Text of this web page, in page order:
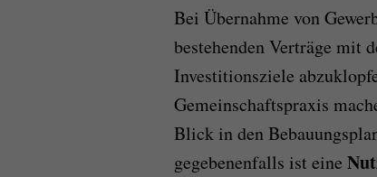
Bei Übernahme von
bestehenden Verträge mit
Investitionsziele
Gemeinschaftspraxis
Blick in den
gegebenenfalls ist eine